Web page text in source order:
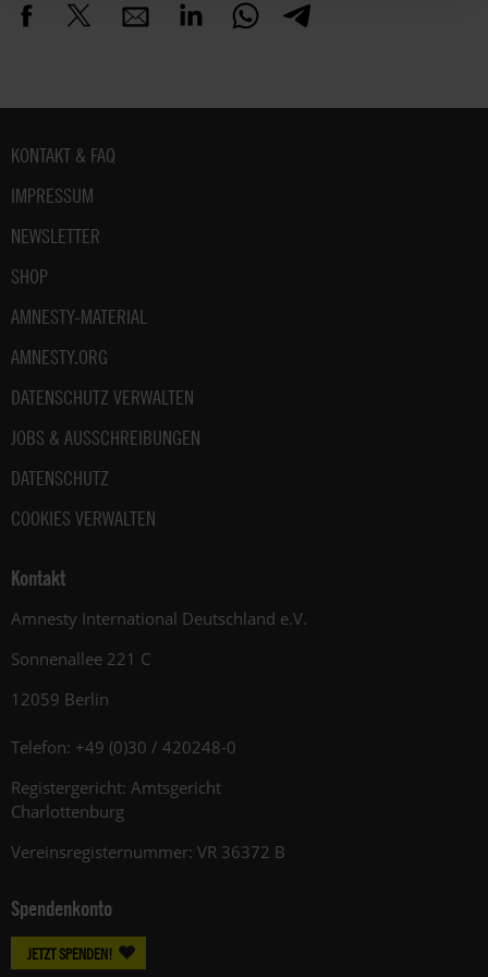
Fußbereich
KONTAKT & FAQ
IMPRESSUM
NEWSLETTER
SHOP
AMNESTY-MATERIAL
AMNESTY.ORG
DATENSCHUTZ VERWALTEN
JOBS & AUSSCHREIBUNGEN
DATENSCHUTZ
COOKIES VERWALTEN
Kontakt
Amnesty International Deutschland e.V.
Sonnenallee 221 C
12059 Berlin
Telefon: +49 (0)30 / 420248-0
Registergericht: Amtsgericht
Charlottenburg
Vereinsregisternummer: VR 36372 B
Spendenkonto
JETZT SPENDEN!